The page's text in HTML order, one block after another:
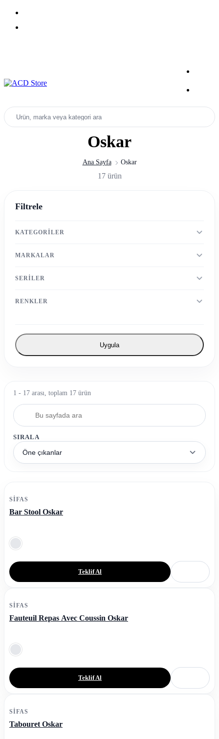
Ürün, marka veya kategori ara
Oskar
Ana Sayfa Oskar
17 ürün
Filtrele
KATEGORILER
MARKALAR
SERILER
RENKLER
Uygula
1 - 17 arası, toplam 17 ürün
SIRALA
Öne çıkanlar
SIFAS
Bar Stool Oskar
Teklif Al
SIFAS
Fauteuil Repas Avec Coussin Oskar
Teklif Al
SIFAS
Tabouret Oskar